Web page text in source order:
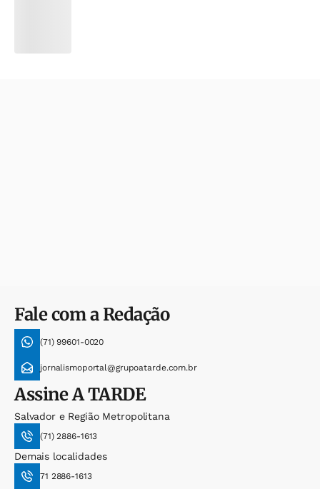
Fale com a Redação
(71) 99601-0020
jornalismoportal@grupoatarde.com.br
AssineA TARDE
Salvador e Região Metropolitana
(71) 2886-1613
Demais localidades
71 2886-1613